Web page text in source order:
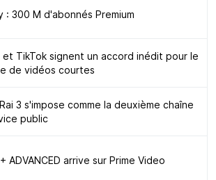
: 300 M d'abonnés Premium
et TikTok signent un accord inédit pour le
de vidéos courtes
3 s'impose comme la deuxième chaîne
public
ADVANCED arrive sur Prime Video